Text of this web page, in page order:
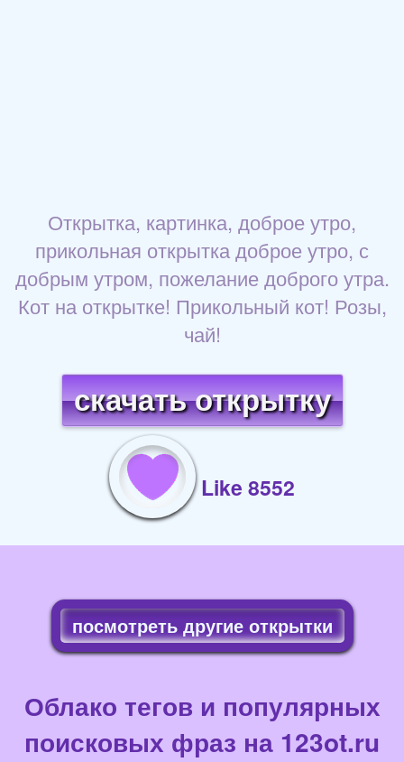
Открытка, картинка, доброе утро,
прикольная открытка доброе утро, с
добрым утром, пожелание доброго утра.
Кот на открытке! Прикольный кот! Розы,
чай!
скачать открытку
Like 8552
посмотреть другие открытки
Облако тегов и популярных
поисковых фраз на 123ot.ru